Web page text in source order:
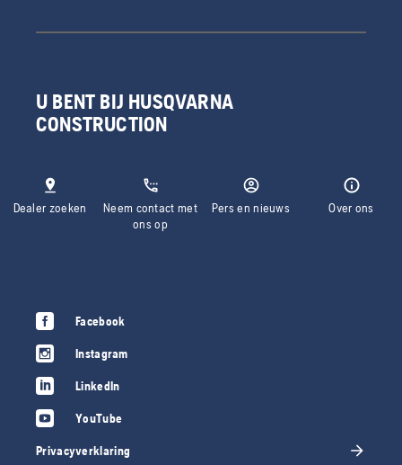
U BENT BIJ HUSQVARNA
CONSTRUCTION
Dealer zoeken
Neem contact met
ons op
Pers en nieuws Over ons
Facebook
Instagram
LinkedIn
YouTube
Privacyverklaring